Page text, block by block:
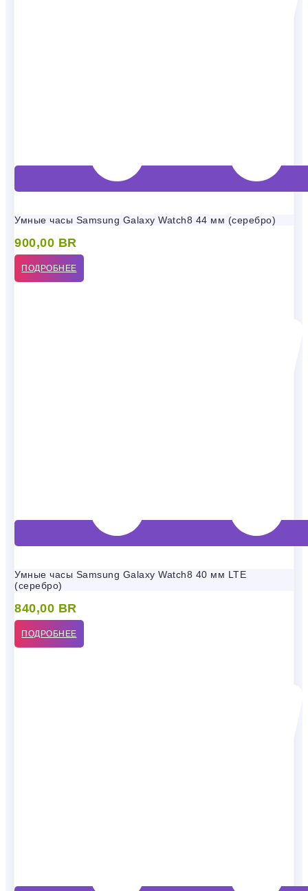
Умные часы Samsung Galaxy Watch8 44 мм (серебро)
900,00 BR
ПОДРОБНЕЕ
Умные часы Samsung Galaxy Watch8 40 мм LTE
(серебро)
840,00 BR
ПОДРОБНЕЕ